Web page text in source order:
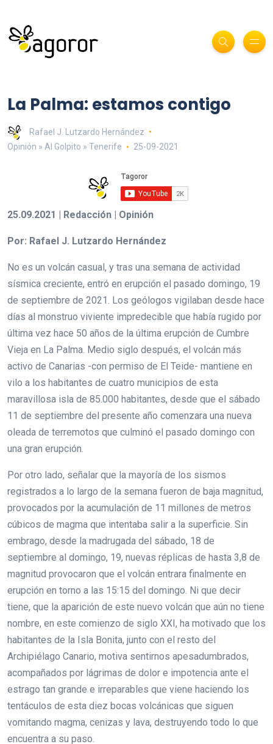
La Palma: estamos contigo
Rafael J. Lutzardo Hernández
Opinión » Al Golpito » Tenerife
25-09-2021
25.09.2021 | Redacción | Opinión
Por: Rafael J. Lutzardo Hernández
No es un volcán casual, y tras una semana de actividad
sísmica creciente, entró en erupción el pasado domingo, 19
de septiembre de 2021. Los geólogos vigilaban desde hace
días al monstruo viviente impredecible que había rugido por
última vez hace 50 años de la última erupción de Cumbre
Vieja en La Palma. Medio siglo después, el volcán más
activo de Canarias -con permiso de El Teide- mantiene en
vilo a los habitantes de cuatro municipios de esta
maravillosa isla de 85.000 habitantes, desde que el sábado
11 de septiembre del presente año comenzara una nueva
oleada de terremotos que culminó el pasado domingo con
una gran erupción.
Por otro lado, señalar que la mayoría de los sismos
registrados a lo largo de la semana fueron de baja magnitud,
provocados por la acumulación de 11 millones de metros
cúbicos de magma que intentaba salir a la superficie. Sin
embrago, desde la madrugada del sábado, 18 de
septiembre al domingo, 19, nuevas réplicas de hasta 3,8 de
magnitud provocaron que el volcán entrara finalmente en
erupción en torno a las 15:15 del domingo. Ni que decir
tiene, que la aparición de este nuevo volcán que aún no tiene
nombre, en este comienzo de siglo XXI, ha motivado que los
habitantes de la Isla Bonita, junto con el resto del
Archipiélago Canario, motiva sentirnos apesadumbrados,
acompañados por lágrimas de dolor e impotencia ante el
estrago tan grande e irreparables que viene haciendo los
tentáculos de esta diez bocas volcánicas que siguen
vomitando magma, cenizas y lava, destruyendo todo lo que
encuentra a su paso.